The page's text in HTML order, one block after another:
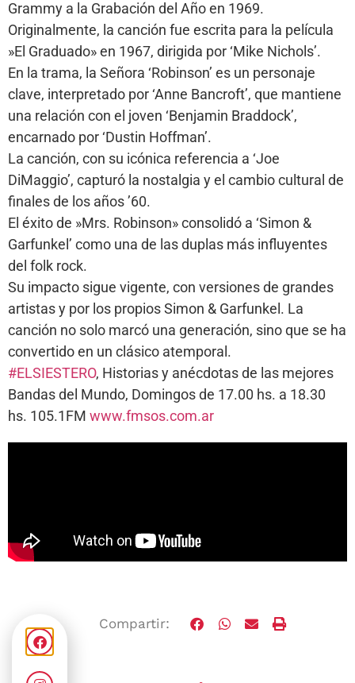
Grammy a la Grabación del Año en 1969.
Originalmente, la canción fue escrita para la película
»El Graduado» en 1967, dirigida por ‘Mike Nichols’.
En la trama, la Señora ‘Robinson’ es un personaje
clave, interpretado por ‘Anne Bancroft’, que mantiene
una relación con el joven ‘Benjamin Braddock’,
encarnado por ‘Dustin Hoffman’.
La canción, con su icónica referencia a ‘Joe
DiMaggio’, capturó la nostalgia y el cambio cultural de
finales de los años ’60.
El éxito de »Mrs. Robinson» consolidó a ‘Simon &
Garfunkel’ como una de las duplas más influyentes
del folk rock.
Su impacto sigue vigente, con versiones de grandes
artistas y por los propios Simon & Garfunkel. La
canción no solo marcó una generación, sino que se ha
convertido en un clásico atemporal.
#ELSIESTERO, Historias y anécdotas de las mejores
Bandas del Mundo, Domingos de 17.00 hs. a 18.30
hs. 105.1FM www.fmsos.com.ar
Compartir: